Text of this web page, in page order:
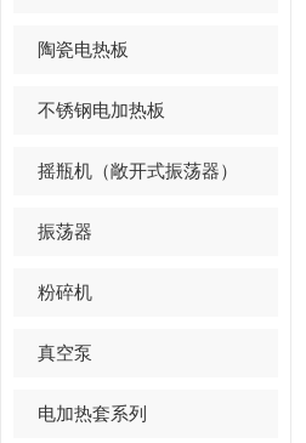
陶瓷电热板
不锈钢电加热板
摇瓶机（敞开式振荡器）
振荡器
粉碎机
真空泵
电加热套系列